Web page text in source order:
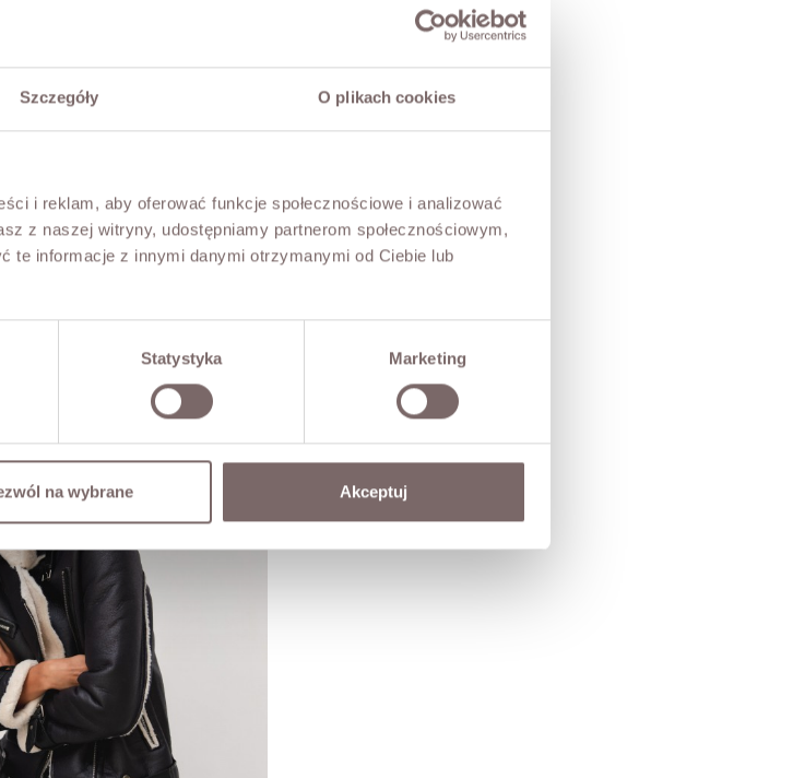
Szczegóły O plikach cookies
i reklam, aby oferować funkcje społecznościowe i analizować
z naszej witryny, udostępniamy partnerom społecznościowym,
te informacje z innymi danymi otrzymanymi od Ciebie lub
Statystyka Marketing
na wybrane Akceptuj